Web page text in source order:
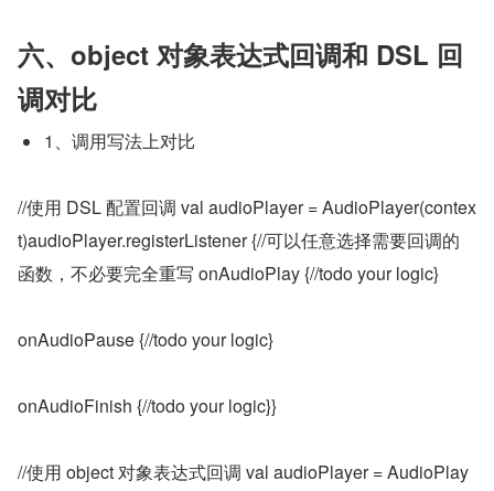
六、object 对象表达式回调和 DSL 回
调对比
1、调用写法上对比
//使用 DSL 配置回调 val audioPlayer = AudioPlayer(contex
t)audioPlayer.registerListener {//可以任意选择需要回调的
函数，不必要完全重写 onAudioPlay {//todo your logic}
onAudioPause {//todo your logic}
onAudioFinish {//todo your logic}}
//使用 object 对象表达式回调 val audioPlayer = AudioPlay